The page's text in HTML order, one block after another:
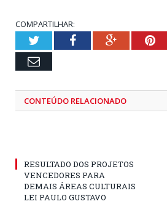
COMPARTILHAR:
TwitterFacebookGoogle+
Email
CONTEÚDO RELACIONADO
RESULTADO DOS PROJETOS
VENCEDORES PARA
DEMAIS ÁREAS CULTURAIS
LEI PAULO GUSTAVO